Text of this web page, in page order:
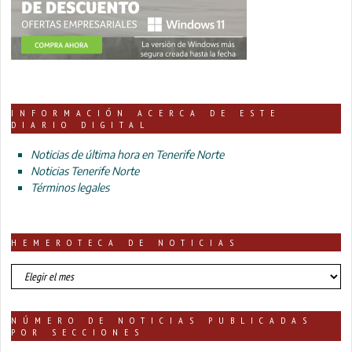
INFORMACIÓN ACERCA DE ESTE
DIARIO DIGITAL
Noticias de última hora en Tenerife Norte
Noticias Tenerife Norte
Términos legales
HEMEROTECA DE NOTICIAS
HEMEROTECA
DE
NÚMERO DE NOTICIAS PUBLICADAS
POR SECCIONES